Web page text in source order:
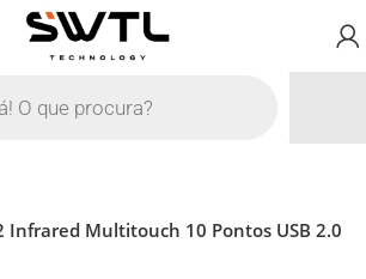
Infrared Multitouch 10 Pontos USB 2.0